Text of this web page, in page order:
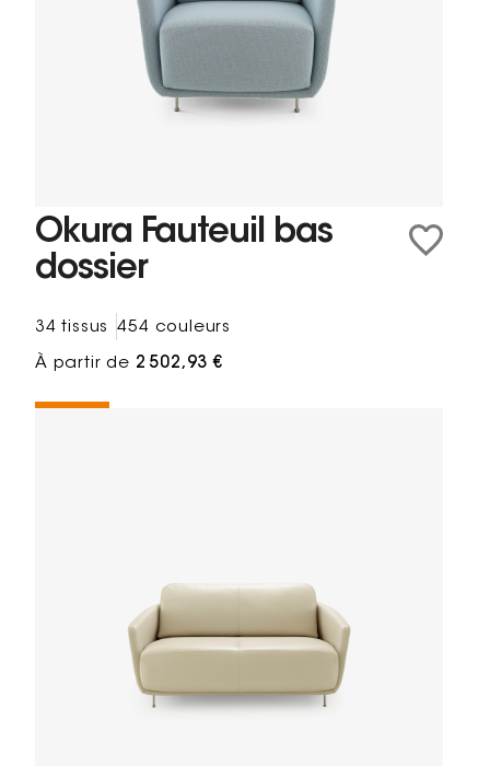
Okura Fauteuil bas
dossier
34 tissus 454 couleurs
À partir de 2 502,93 €